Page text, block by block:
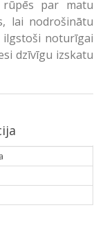
par matu
lai nodrošinātu
ilgstoši noturīgai
dzīvīgu izskatu